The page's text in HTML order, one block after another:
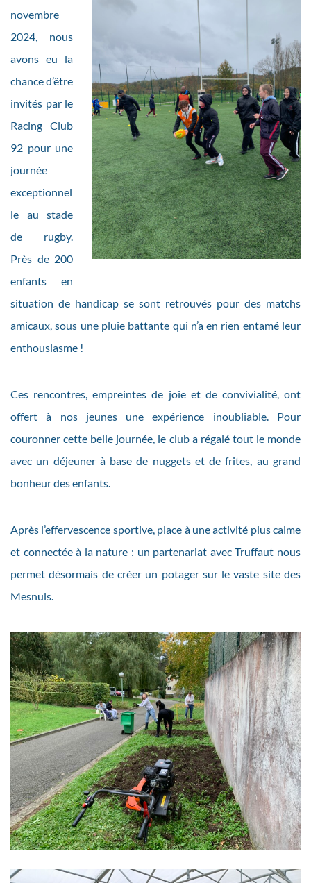
novembre
2024, nous
avons eu la
chance d’être
invités par le
Racing Club
92 pour une
journée
exceptionnel
le au stade
de rugby.
Près de 200
enfants en
situation de handicap se sont retrouvés pour des matchs
amicaux, sous une pluie battante qui n’a en rien entamé leur
enthousiasme !
Ces rencontres, empreintes de joie et de convivialité, ont
offert à nos jeunes une expérience inoubliable. Pour
couronner cette belle journée, le club a régalé tout le monde
avec un déjeuner à base de nuggets et de frites, au grand
bonheur des enfants.
Après l’effervescence sportive, place à une activité plus calme
et connectée à la nature : un partenariat avec Truffaut nous
permet désormais de créer un potager sur le vaste site des
Mesnuls.